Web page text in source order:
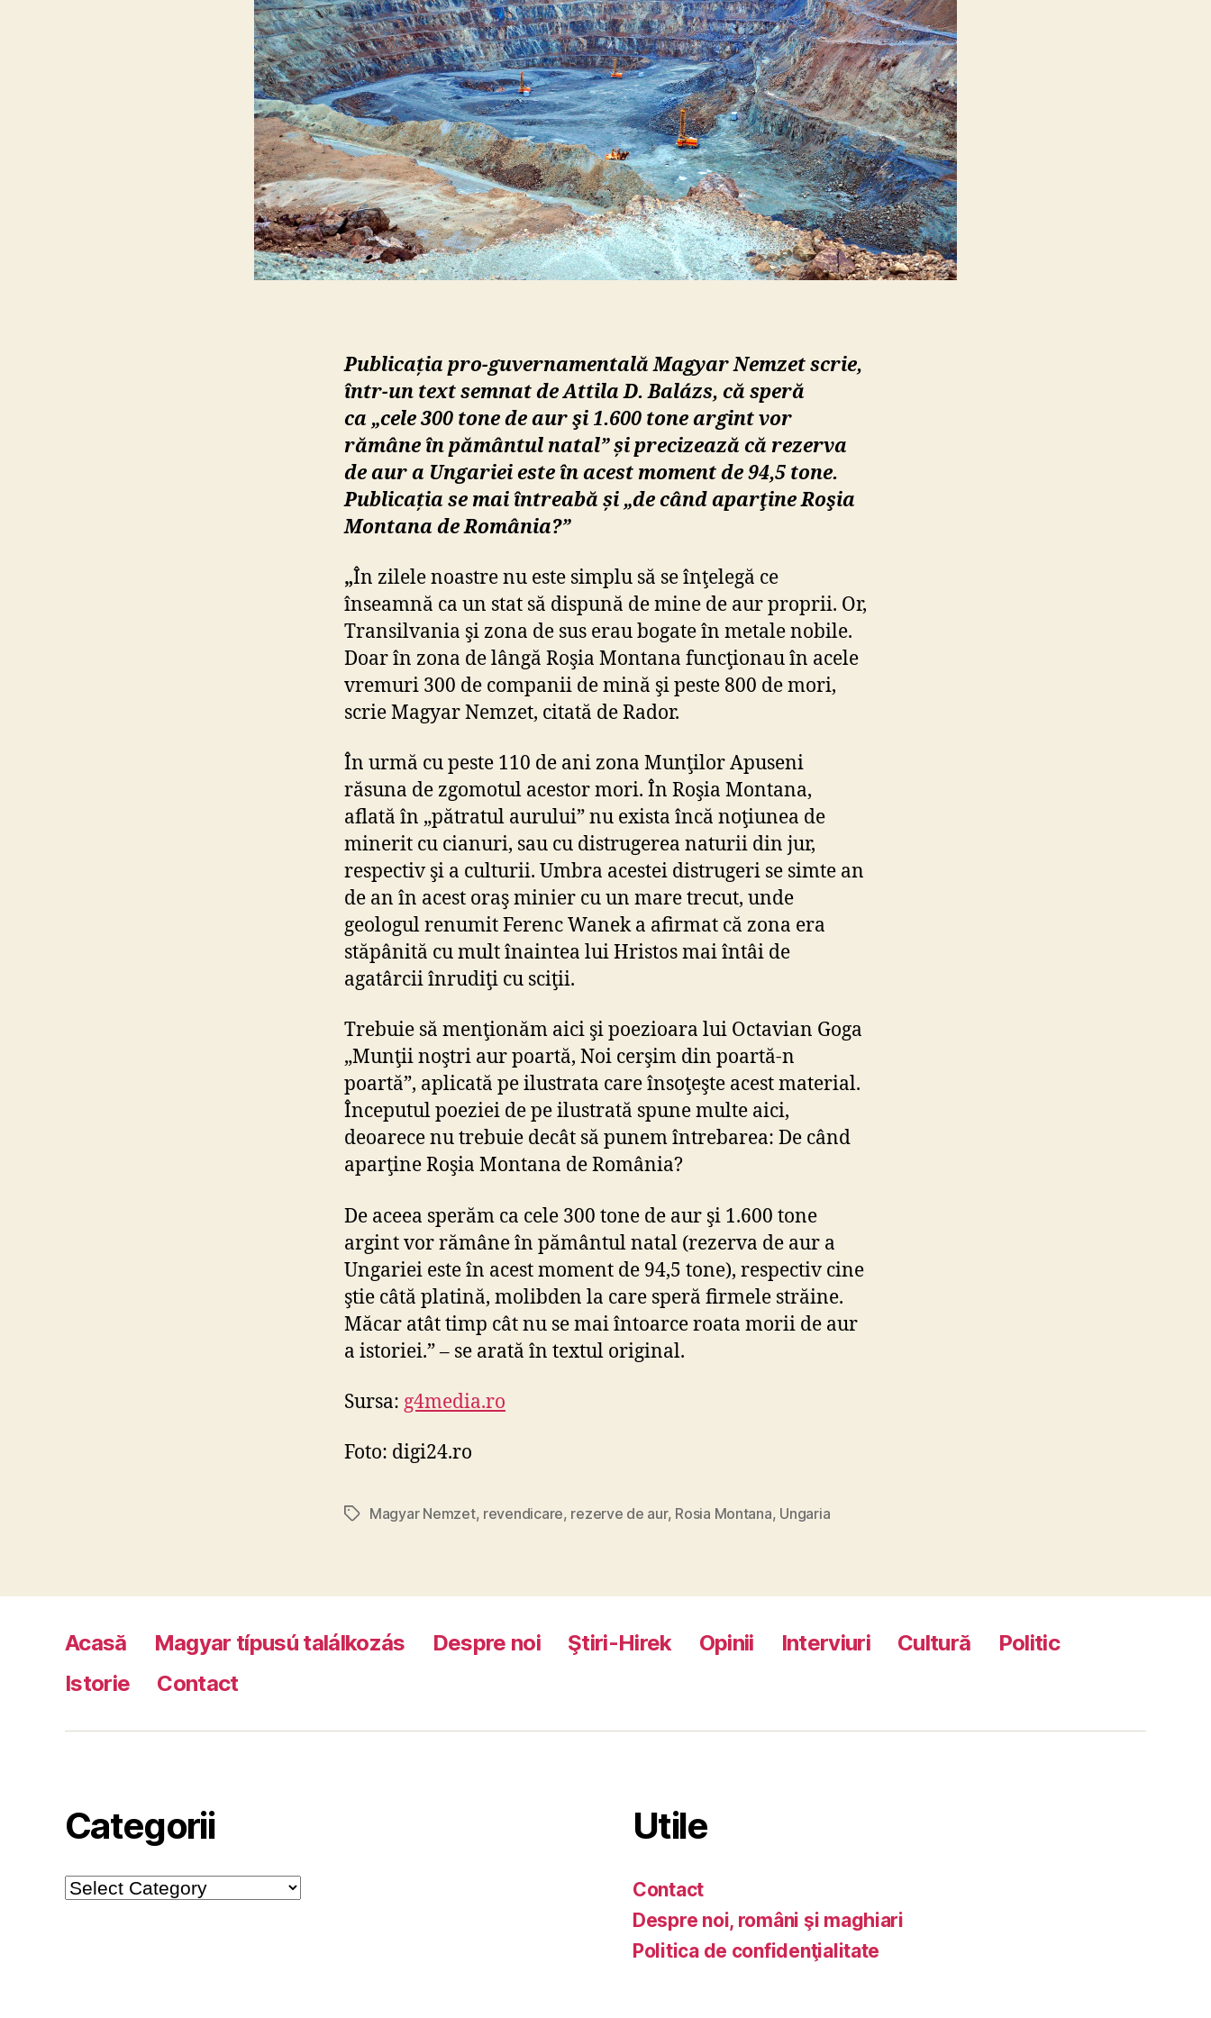
nu
aparține
de
România
Publicația pro-guvernamentală Magyar Nemzet scrie,
într-un text semnat de Attila D. Balázs, că speră
ca „cele 300 tone de aur şi 1.600 tone argint vor
rămâne în pământul natal” și precizează că rezerva
de aur a Ungariei este în acest moment de 94,5 tone.
Publicația se mai întreabă și „de când aparţine Roşia
Montana de România?”
„În zilele noastre nu este simplu să se înţelegă ce
înseamnă ca un stat să dispună de mine de aur proprii. Or,
Transilvania şi zona de sus erau bogate în metale nobile.
Doar în zona de lângă Roşia Montana funcţionau în acele
vremuri 300 de companii de mină şi peste 800 de mori,
scrie Magyar Nemzet, citată de Rador.
În urmă cu peste 110 de ani zona Munţilor Apuseni
răsuna de zgomotul acestor mori. În Roşia Montana,
aflată în „pătratul aurului” nu exista încă noţiunea de
minerit cu cianuri, sau cu distrugerea naturii din jur,
respectiv şi a culturii. Umbra acestei distrugeri se simte an
de an în acest oraş minier cu un mare trecut, unde
geologul renumit Ferenc Wanek a afirmat că zona era
stăpânită cu mult înaintea lui Hristos mai întâi de
agatârcii înrudiţi cu sciţii.
Trebuie să menţionăm aici şi poezioara lui Octavian Goga
„Munţii noştri aur poartă, Noi cerşim din poartă-n
poartă”, aplicată pe ilustrata care însoţeşte acest material.
Începutul poeziei de pe ilustrată spune multe aici,
deoarece nu trebuie decât să punem întrebarea: De când
aparţine Roşia Montana de România?
De aceea sperăm ca cele 300 tone de aur şi 1.600 tone
argint vor rămâne în pământul natal (rezerva de aur a
Ungariei este în acest moment de 94,5 tone), respectiv cine
ştie câtă platină, molibden la care speră firmele străine.
Măcar atât timp cât nu se mai întoarce roata morii de aur
a istoriei.” – se arată în textul original.
Sursa: g4media.ro
Foto: digi24.ro
TagsMagyar Nemzet, revendicare, rezerve de aur, Rosia Montana, Ungaria
Acasă Magyar típusú találkozás Despre noi Ştiri-Hirek Opinii Interviuri Cultură
Politic
Istorie
Contact
Categorii
Categorii
Utile
Contact
Despre noi, români şi maghiari
Politica de confidenţialitate